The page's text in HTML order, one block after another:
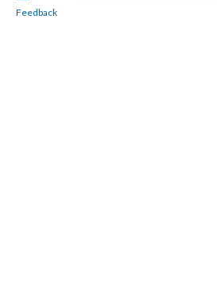
Feedback